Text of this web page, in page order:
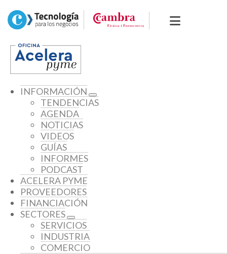
INFORMACIÓN
TENDENCIAS
AGENDA
NOTICIAS
VIDEOS
GUÍAS
INFORMES
PODCAST
ACELERA PYME
PROVEEDORES
FINANCIACIÓN
SECTORES
SERVICIOS
INDUSTRIA
COMERCIO